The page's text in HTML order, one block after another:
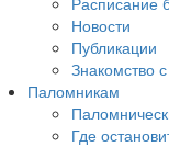
Новости
Публикации
Знакомство
Паломникам
Где